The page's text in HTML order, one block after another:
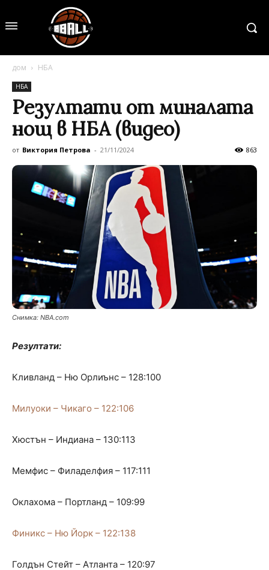
дом НБА
НБА
Резултати от миналата
нощ в НБА (видео)
от Виктория Петрова - 21/11/2024 863
Снимка: NBA.com
Резултати:
Кливланд – Ню Орлиънс – 128:100
Милуоки – Чикаго – 122:106
Хюстън – Индиана – 130:113
Мемфис – Филаделфия – 117:111
Оклахома – Портланд – 109:99
Финикс – Ню Йорк – 122:138
Голдън Стейт – Атланта – 120:97